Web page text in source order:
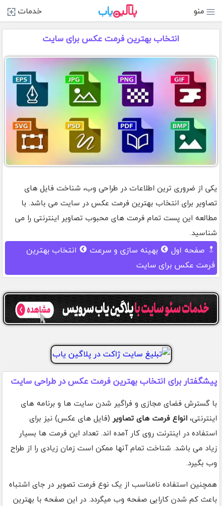
منو خدمات
انتخاب بهترین فرمت عکس برای سایت
یکی از ضروری ترین اطلاعات در طراحی وب، شناخت فایل های
تصاویر برای انتخاب بهترین فرمت عکس در سایت می باشد. با
مطالعه این پست تمام فرمت های محبوب تصاویر اینترنتی را می
شناسید.
صفحه اول بهینه سازی و سرعت
انتخاب بهترین
فرمت عکس برای سایت
پیشگفتار برای انتخاب بهترین فرمت عکس در طراحی سایت
با گسترش فضای مجازی و فراگیر شدن سایت ها و برنامه های
اینترنتی، انواع فرمت های تصاویر (فایل های عکس) نیز برای
استفاده در اینترنت روی کار آمده اند. تعداد این فرمت ها بسیار
زیاد می باشد. شناخت تمام آنها ممکن است زمان زیادی را از طراح
وب بگیرد.
همچنین استفاده نامناسب از یک نوع فرمت تصویر در جای اشتباه
باعث کم شدن کارایی صفحه وب میگردد. در این صفحه با بهترین